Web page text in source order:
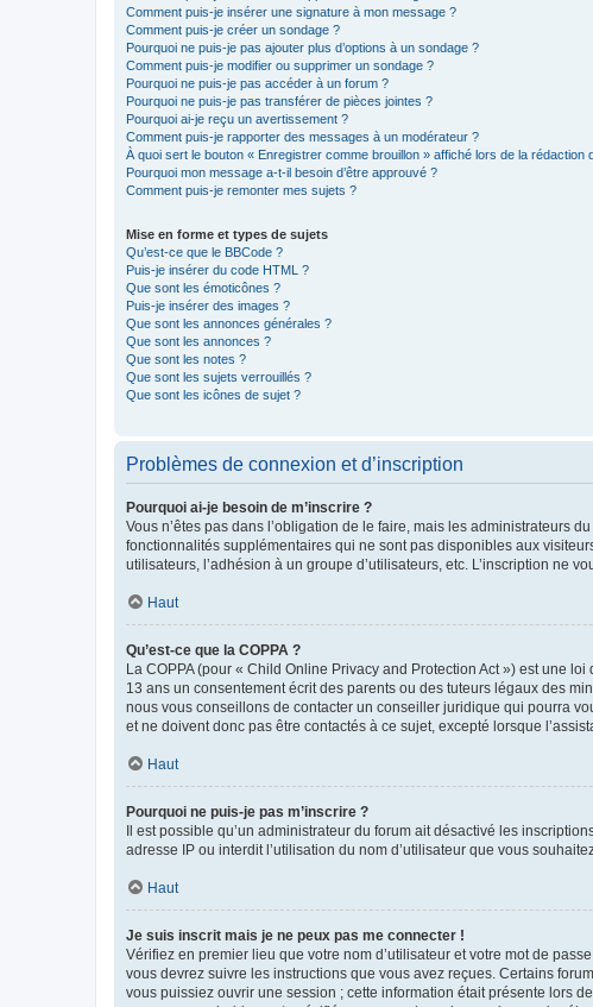
Comment puis-je insérer une signature à mon message ?
Comment puis-je créer un sondage ?
Pourquoi ne puis-je pas ajouter plus d’options à un sondage ?
Comment puis-je modifier ou supprimer un sondage ?
Pourquoi ne puis-je pas accéder à un forum ?
Pourquoi ne puis-je pas transférer de pièces jointes ?
Pourquoi ai-je reçu un avertissement ?
Comment puis-je rapporter des messages à un modérateur ?
À quoi sert le bouton « Enregistrer comme brouillon » affiché lors de la rédaction
Pourquoi mon message a-t-il besoin d’être approuvé ?
Comment puis-je remonter mes sujets ?
Mise en forme et types de sujets
Qu’est-ce que le BBCode ?
Puis-je insérer du code HTML ?
Que sont les émoticônes ?
Puis-je insérer des images ?
Que sont les annonces générales ?
Que sont les annonces ?
Que sont les notes ?
Que sont les sujets verrouillés ?
Que sont les icônes de sujet ?
Problèmes de connexion et d’inscription
Pourquoi ai-je besoin de m’inscrire ?
Vous n’êtes pas dans l’obligation de le faire, mais les administrateurs
fonctionnalités supplémentaires qui ne sont pas disponibles aux
utilisateurs, l’adhésion à un groupe d’utilisateurs, etc. L’inscription ne
Haut
Qu’est-ce que la COPPA ?
La COPPA (pour « Child Online Privacy and Protection Act ») est une
13 ans un consentement écrit des parents ou des tuteurs légaux des
nous vous conseillons de contacter un conseiller juridique qui pourra
et ne doivent donc pas être contactés à ce sujet, excepté lorsque
Haut
Pourquoi ne puis-je pas m’inscrire ?
Il est possible qu’un administrateur du forum ait désactivé les
adresse IP ou interdit l’utilisation du nom d’utilisateur que vous
Haut
Je suis inscrit mais je ne peux pas me connecter !
Vérifiez en premier lieu que votre nom d’utilisateur et votre mot de
vous devrez suivre les instructions que vous avez reçues. Certains
vous puissiez ouvrir une session ; cette information était présente lors